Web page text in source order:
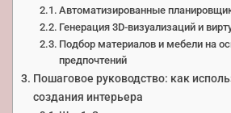
Автоматизированные
Генерация 3D-визуализаций и
Подбор материалов и мебели на
предпочтений
Пошаговое руководство: как
создания интерьера